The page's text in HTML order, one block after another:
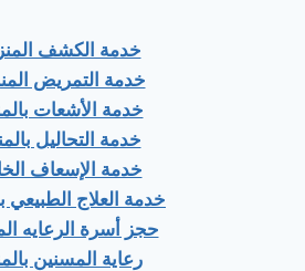
خدمة الكشف
خدمة التمريض
خدمة الأشعات
خدمة التحاليل
خدمة الإسعاف
خدمة العلاج الطبيعي
حجز أسرة الرعايه
رعاية المسنين